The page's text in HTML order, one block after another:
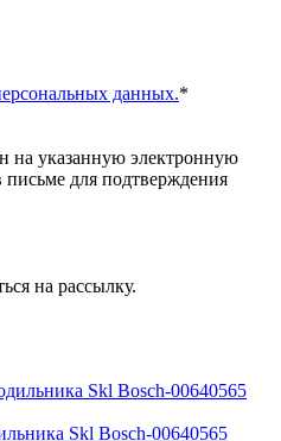
данных.*
на указанную электронную
для подтверждения
на рассылку.
Skl Bosch-00640565